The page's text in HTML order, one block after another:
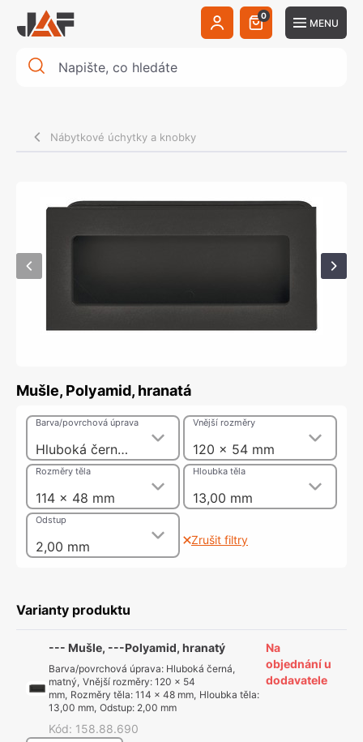
0
MENU
Nábytkové úchytky a knobky
Mušle, Polyamid, hranatá
Hluboká černá, matný
Barva/povrchová úprava
120 x 54 mm
Vnější rozměry
114 x 48 mm
Rozměry těla
13,00 mm
Hloubka těla
2,00 mm
Odstup
Zrušit filtry
Varianty produktu
--- Mušle, ---Polyamid, hranatý
Barva/povrchová úprava: Hluboká černá,
matný, Vnější rozměry: 120 x 54
mm, Rozměry těla: 114 x 48 mm, Hloubka těla:
13,00 mm, Odstup: 2,00 mm
Kód: 158.88.690
Na
objednání u
dodavatele